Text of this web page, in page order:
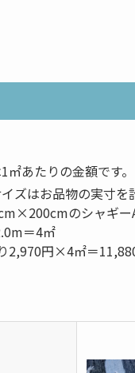
㎡あたりの金額です。
ズはお品物の実寸
のシャギー
＝4㎡
2,970円×4㎡＝